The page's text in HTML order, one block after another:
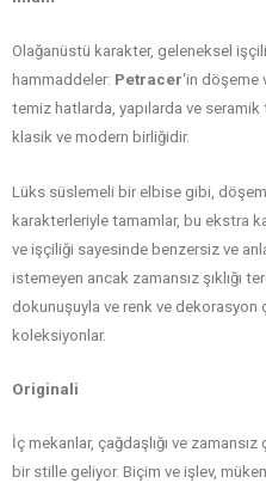
Olağanüstü karakter, geleneksel
hammaddeler: Petracer‘in döşeme
temiz hatlarda, yapılarda ve
klasik ve modern birliğidir.
Lüks süslemeli bir elbise gibi,
karakterleriyle tamamlar, bu ekstra
ve işçiliği sayesinde benzersiz ve
istemeyen ancak zamansız şıklığı
dokunuşuyla ve renk ve
koleksiyonlar.
Originali
İç mekanlar, çağdaşlığı ve
bir stille geliyor. Biçim ve işlev,